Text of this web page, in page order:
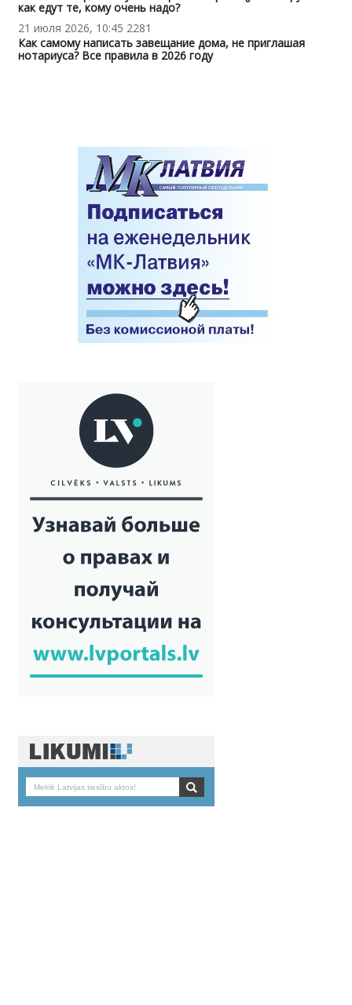
как едут те, кому очень надо?
21 июля 2026, 10:45 2281
Как самому написать завещание дома, не приглашая
нотариуса? Все правила в 2026 году